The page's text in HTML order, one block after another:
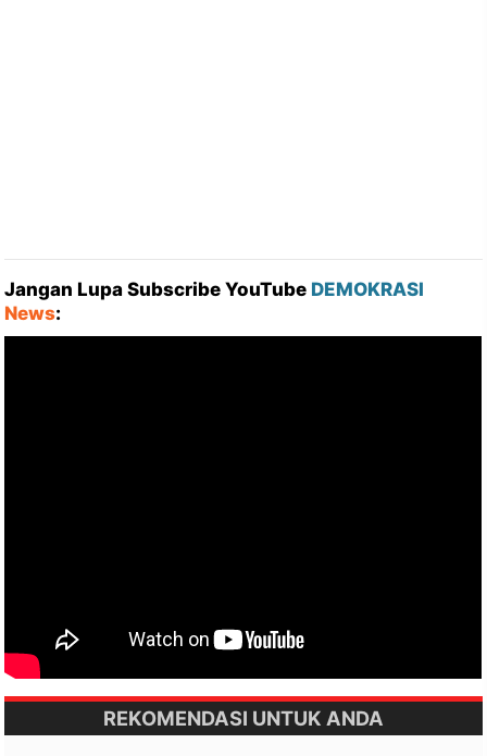
Jangan Lupa Subscribe YouTube DEMOKRASI
News:
REKOMENDASI UNTUK ANDA